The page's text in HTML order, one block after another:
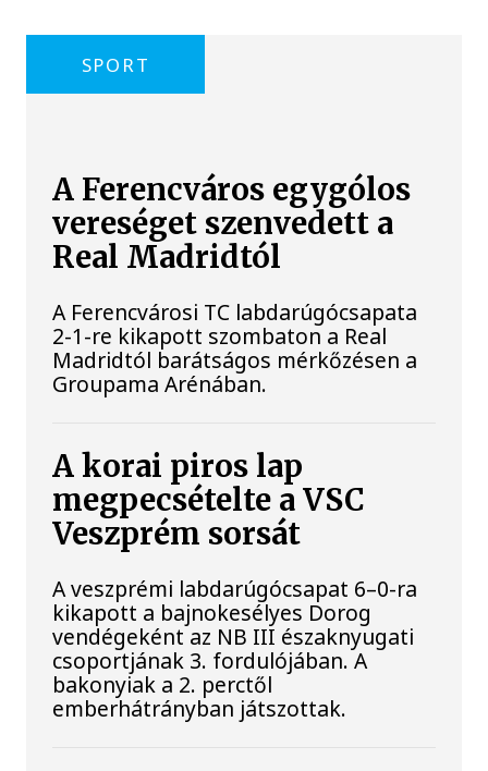
SPORT
A Ferencváros egygólos
vereséget szenvedett a
Real Madridtól
A Ferencvárosi TC labdarúgócsapata
2-1-re kikapott szombaton a Real
Madridtól barátságos mérkőzésen a
Groupama Arénában.
A korai piros lap
megpecsételte a VSC
Veszprém sorsát
A veszprémi labdarúgócsapat 6–0-ra
kikapott a bajnokesélyes Dorog
vendégeként az NB III északnyugati
csoportjának 3. fordulójában. A
bakonyiak a 2. perctől
emberhátrányban játszottak.